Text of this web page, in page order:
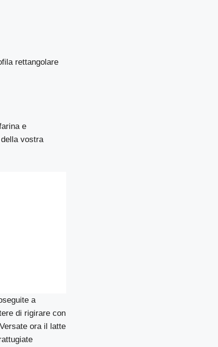
rettangolare
e
vostra
a
di rigirare con
ora il latte